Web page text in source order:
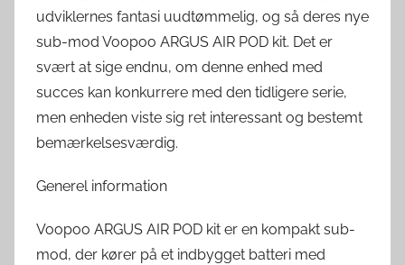
udviklernes fantasi uudtømmelig, og så deres nye
sub-mod Voopoo ARGUS AIR POD kit. Det er
svært at sige endnu, om denne enhed med
succes kan konkurrere med den tidligere serie,
men enheden viste sig ret interessant og bestemt
bemærkelsesværdig.
Generel information
Voopoo ARGUS AIR POD kit er en kompakt sub-
mod, der kører på et indbygget batteri med